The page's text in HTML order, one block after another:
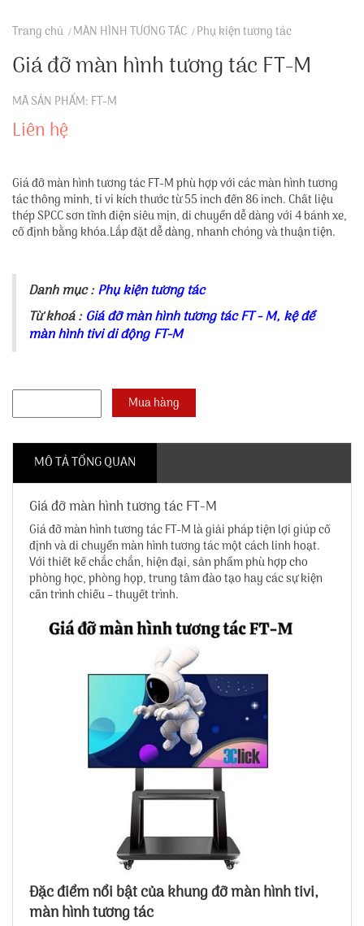
Trang chủ MÀN HÌNH TƯƠNG TÁC Phụ kiện tương tác
Giá đỡ màn hình tương tác FT-M
MÃ SẢN PHẨM: FT-M
Liên hệ
Giá đỡ màn hình tương tác FT-M phù hợp với các màn hình tương
tác thông minh, ti vi kích thước từ 55 inch đến 86 inch. Chất liệu
thép SPCC sơn tĩnh điện siêu mịn, di chuyển dễ dàng với 4 bánh xe,
cố định bằng khóa.Lắp đặt dễ dàng, nhanh chóng và thuận tiện.
Danh mục :Phụ kiện tương tác
Từ khoá : Giá đỡ màn hình tương tác FT - M, kệ để
màn hình tivi di động FT-M
MÔ TẢ TỔNG QUAN
Giá đỡ màn hình tương tác FT-M
Giá đỡ màn hình tương tác FT-M là giải pháp tiện lợi giúp cố
định và di chuyển màn hình tương tác một cách linh hoạt.
Với thiết kế chắc chắn, hiện đại, sản phẩm phù hợp cho
phòng học, phòng họp, trung tâm đào tạo hay các sự kiện
cần trình chiếu – thuyết trình.
Đặc điểm nổi bật của khung đỡ màn hình tivi,
màn hình tương tác